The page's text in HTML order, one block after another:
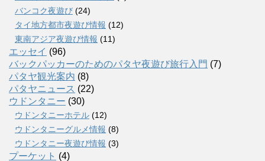
バンコク夜遊び (24)
タイ地方都市夜遊び情報 (12)
東南アジア夜遊び情報 (11)
エッセイ (96)
バックパッカーのためのパタヤ夜遊び旅行入門 (7)
パタヤ観光案内 (8)
パタヤニュース (22)
ウドンタニー (30)
ウドンタニーホテル (12)
ウドンタニーグルメ情報 (8)
ウドンタニー夜遊び情報 (3)
プーケット (4)